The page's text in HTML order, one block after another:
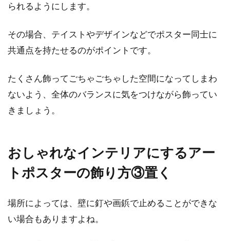
られるようにします。
その場合、テイストやデザインなどでポスター同士に
共通点を持たせるのがポイントです。
たくさん飾ってごちゃごちゃした空間になってしまわ
ないよう、全体のバランスに気をつけながら飾ってい
きましょう。
おしゃれなインテリアにするアー
トポスターの飾り方③置く
場所によっては、壁に釘や画鋲で止めることができな
い場合もありますよね。